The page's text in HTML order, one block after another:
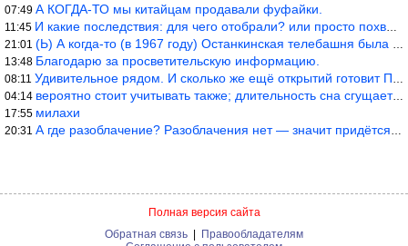
07:49 А КОГДА-ТО мы китайцам продавали фуфайки.
11:45 И какие последствия: для чего отобрали? или просто похвастались.
21:01 (Ь) А когда-то (в 1967 году) Останкинская телебашня была самым в
13:48 Благодарю за просветительскую информацию.
08:11 Удивительное рядом. И сколько же ещё открытий готовит Просвещень
04:14 вероятно стоит учитывать также; длительность сна сгущает кровото
17:55 милахи
20:31 А где разоблачение? Разоблачения нет — значит придётся принять к
Полная версия сайта
Обратная связь | Правообладателям